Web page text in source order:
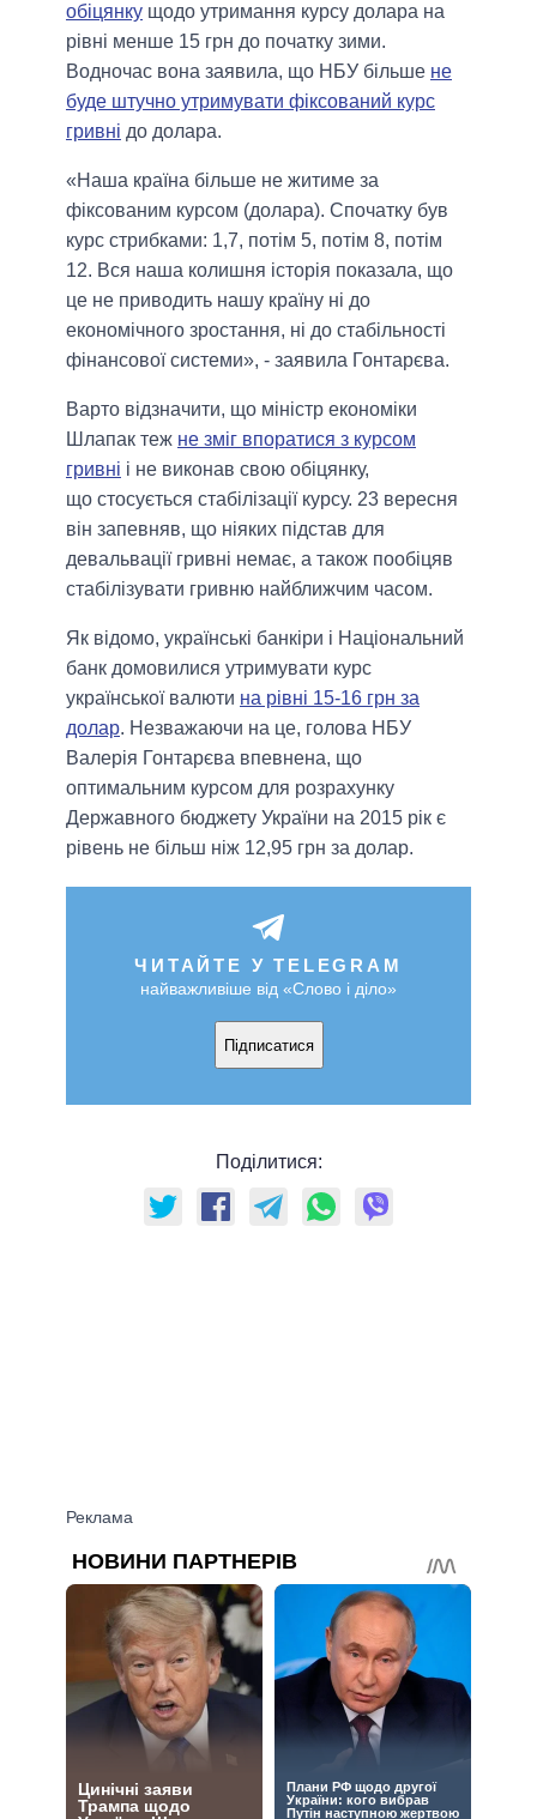
обіцянку щодо утримання курсу долара на
рівні менше 15 грн до початку зими.
Водночас вона заявила, що НБУ більше не
буде штучно утримувати фіксований курс
гривні до долара.
«Наша країна більше не житиме за
фіксованим курсом (долара). Спочатку був
курс стрибками: 1,7, потім 5, потім 8, потім
12. Вся наша колишня історія показала, що
це не приводить нашу країну ні до
економічного зростання, ні до стабільності
фінансової системи», - заявила Гонтарєва.
Варто відзначити, що міністр економіки
Шлапак теж не зміг впоратися з курсом
гривні і не виконав свою обіцянку,
що стосується стабілізації курсу. 23 вересня
він запевняв, що ніяких підстав для
девальвації гривні немає, а також пообіцяв
стабілізувати гривню найближчим часом.
Як відомо, українські банкіри і Національний
банк домовилися утримувати курс
української валюти на рівні 15-16 грн за
долар. Незважаючи на це, голова НБУ
Валерія Гонтарєва впевнена, що
оптимальним курсом для розрахунку
Державного бюджету України на 2015 рік є
рівень не більш ніж 12,95 грн за долар.
ЧИТАЙТЕ У TELEGRAM
найважливіше від «Слово і діло»
Підписатися
Поділитися: